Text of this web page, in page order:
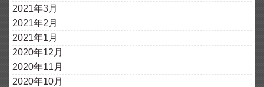
2021年3月
2021年2月
2021年1月
2020年12月
2020年11月
2020年10月